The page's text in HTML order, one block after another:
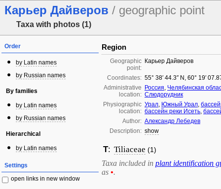
Карьер Дайверов / geographic point
Taxa with photos (1)
Order
by Latin names
by Russian names
By families
by Latin names
by Russian names
Hierarchical
by Latin names
Settings
open links in new window
Region
Geographic
point:
Карьер Дайверов
Coordinates: 55° 38′ 44.3″ N, 60° 19′
Administrative
location:
Россия, Челябинская
Слюдорудник
Physiographic
location:
Урал, Южный Урал,
бассейн реки Исеть,
Author: Александр Лебедев
Description: show
T: Tiliaceae (1)
Taxa included in plant identification
as •.